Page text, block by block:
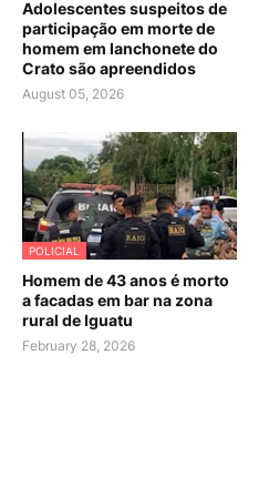
Adolescentes suspeitos de
participação em morte de
homem em lanchonete do
Crato são apreendidos
August 05, 2026
POLICIAL
Homem de 43 anos é morto
a facadas em bar na zona
rural de Iguatu
February 28, 2026